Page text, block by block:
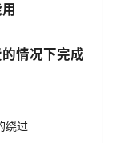
情况下完成
绕过